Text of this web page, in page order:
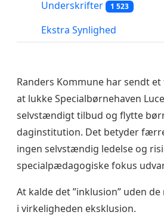
Underskrifter
1 523
Ekstra Synlighed
Randers Kommune har sendt
at lukke Specialbørnehaven
selvstændigt tilbud og flytte
daginstitution. Det betyder
ingen selvstændig ledelse og
specialpædagogiske fokus
At kalde det ”inklusion” uden
i virkeligheden eksklusion.